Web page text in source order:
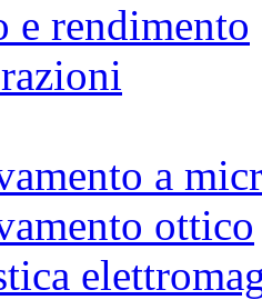
e rendimento
a
ottico